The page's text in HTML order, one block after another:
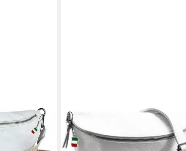
Echtleder
FLORENCE
Gürteltasche Florence Echtleder
Bauchtasche groß Damen